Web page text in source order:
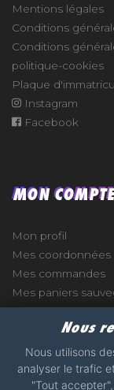
Mentions légales
Conditions
Conditions
politique-cookies
Plaque
Instagram
Facebook
MON COMPTE
Mon profil
Mes coordonnées
Mes commandes
Mes paniers
Nous
Nous utilisons
analyser le trafic
"Tout